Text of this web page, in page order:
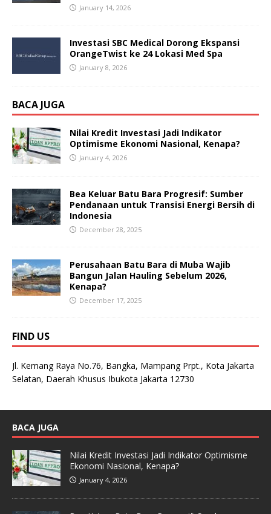
January 14, 2026
Investasi SBC Medical Dorong Ekspansi
OrangeTwist ke 24 Lokasi Med Spa
January 8, 2026
BACA JUGA
Nilai Kredit Investasi Jadi Indikator
Optimisme Ekonomi Nasional, Kenapa?
January 4, 2026
Bea Keluar Batu Bara Progresif: Sumber
Pendanaan untuk Transisi Energi Bersih di
Indonesia
December 28, 2025
Perusahaan Batu Bara di Muba Wajib
Bangun Jalan Hauling Sebelum 2026,
Kenapa?
December 17, 2025
FIND US
Jl. Kemang Raya No.76, Bangka, Mampang Prpt., Kota Jakarta
Selatan, Daerah Khusus Ibukota Jakarta 12730
BACA JUGA
Nilai Kredit Investasi Jadi Indikator Optimisme
Ekonomi Nasional, Kenapa?
January 4, 2026